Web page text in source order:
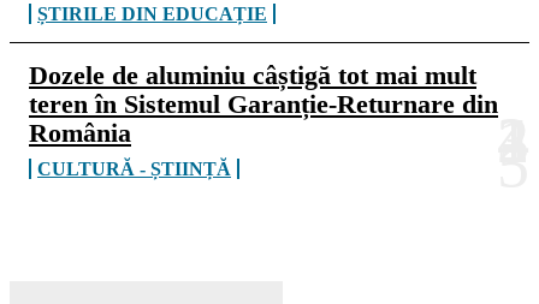
ȘTIRILE DIN EDUCAȚIE
Dozele de aluminiu câștigă tot mai mult
teren în Sistemul Garanție-Returnare din
România
CULTURĂ - ȘTIINȚĂ